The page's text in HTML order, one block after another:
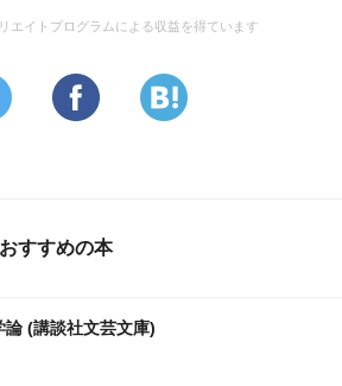
エイトプログラムによる収益を得ています
すすめの本
論 (講談社文芸文庫)